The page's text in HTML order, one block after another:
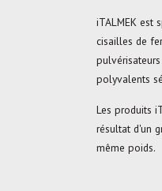
iTALMEK est
cisailles de
polyvalents
Les produits
résultat d'un
même poids.